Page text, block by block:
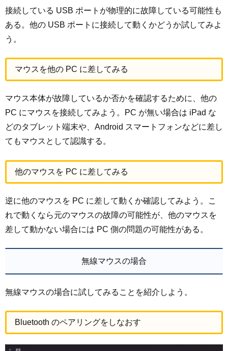
接続している USB ポートが物理的に故障している可能性も
ある。他の USB ポートに接続して動くかどうか試してみよ
う。
マウスを他の PC に差してみる
マウス本体が故障しているか否かを確認するために、他の
PC にマウスを接続してみよう。PC が無い場合は iPad な
どのタブレット端末や、Android スマートフォンなどに差し
てもマウスとして認識する。
他のマウスを PC に差してみる
逆に他のマウスを PC に差して動くか確認してみよう。こ
れで動くなら元のマウスの故障の可能性が、他のマウスを
差して動かない場合には PC 側の問題の可能性がある。
無線マウスの場合
無線マウスの場合に試してみることを紹介しよう。
Bluetooth のペアリングをしなおす